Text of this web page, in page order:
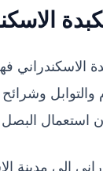
الاسكندراني
والتوابل
استعمال البصل
إلي مدينة